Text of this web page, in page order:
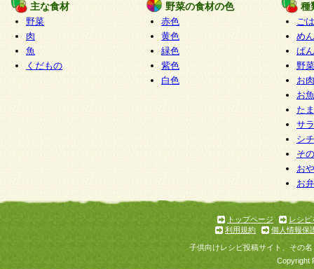
主な食材
野菜
肉
魚
くだもの
野菜の食材の色
赤色
黄色
緑色
紫色
白色
種
ご
めん
ぱん
野
お
お
た
サ
シ
そ
お
お
トップページ
レシピ
利用規約
個人情報保
子供向けレシピ投稿サイト、その
Copyright